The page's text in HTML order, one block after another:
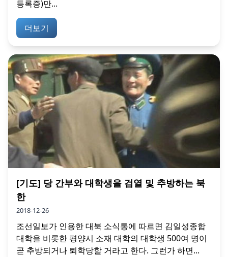
등록증)만...
더보기
[기도] 당 간부와 대학생을 검열 및 추방하는 북
한
2018-12-26
조선일보가 인용한 대북 소식통에 따르면 김일성종합
대학을 비롯한 평양시 소재 대학의 대학생 500여 명이
곧 추방되거나 퇴학당할 거라고 한다. 그런가 하면...